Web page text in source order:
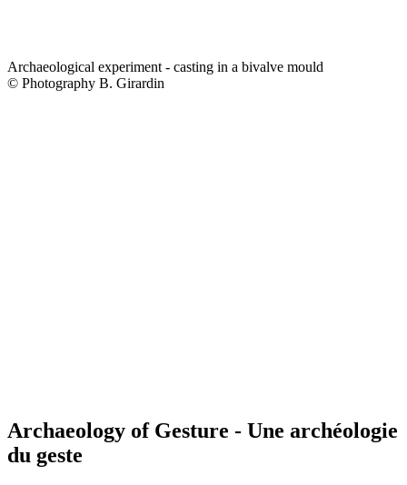
Archaeological experiment - casting in a bivalve mould
© Photography B. Girardin
Archaeology of Gesture - Une archéologie
du geste